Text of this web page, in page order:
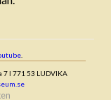
.
ǀ 771 53 LUDVIKA